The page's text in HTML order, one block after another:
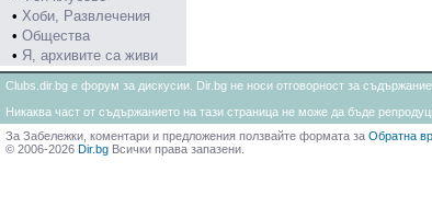
• Хоби, Развлечения
• Общества
• Я, архивите са живи
Clubs.dir.bg е форум за дискусии. Dir.bg не носи отговорност за
Никаква част от съдържанието на тази страница не може да бъде
За Забележки, коментари и предложения ползвайте формата за Обратна
© 2006-2026 Dir.bg Всички права запазени.